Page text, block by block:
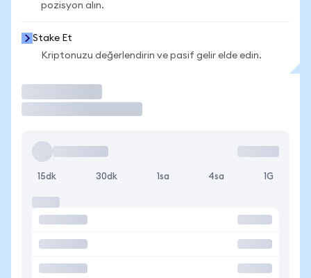
pozisyon alın.
Stake Et
Kriptonuzu değerlendirin ve pasif gelir elde edin.
15dk 30dk 1sa 4sa 1G